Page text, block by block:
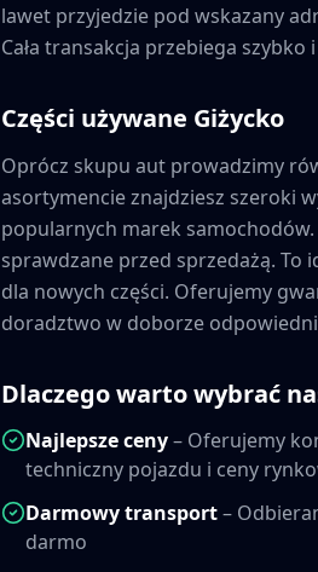
lawet przyjedzie pod wskazany
Cała transakcja przebiega
Części używane Giżycko
Oprócz skupu aut prowadzimy
asortymencie znajdziesz szeroki
popularnych marek
sprawdzane przed sprzedażą. To
dla nowych części. Oferujemy
doradztwo w doborze
Dlaczego warto wybrać
Najlepsze ceny– Oferujemy
techniczny pojazdu i ceny
Darmowy transport–
darmo